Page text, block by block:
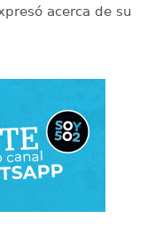
acerca de su